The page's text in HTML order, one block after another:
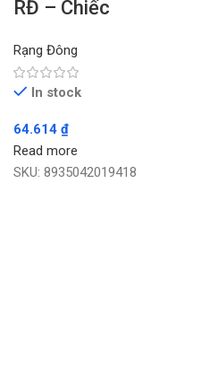
RĐ – Chiếc
Rạng Đông
In stock
64.614 ₫
Read more
SKU: 8935042019418